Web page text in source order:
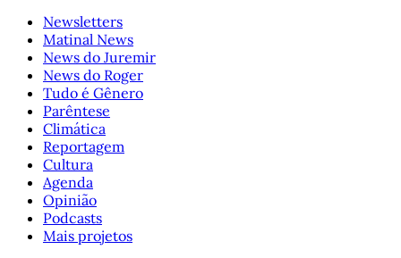
Newsletters
Matinal News
News do Juremir
News do Roger
Tudo é Gênero
Parêntese
Climática
Reportagem
Cultura
Agenda
Opinião
Podcasts
Mais projetos